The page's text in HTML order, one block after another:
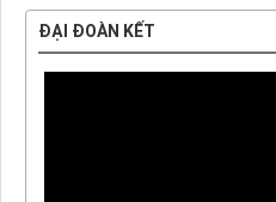
ĐẠI ĐOÀN KẾT